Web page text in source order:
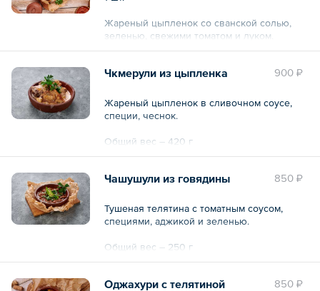
Жареный цыпленок со сванской солью,
зеленью, свежими томатом и луком.
900 ₽
Чкмерули из цыпленка
Жареный цыпленок в сливочном соусе,
специи, чеснок.
Общий вес – 420 г
850 ₽
Чашушули из говядины
Тушеная телятина с томатным соусом,
специями, аджикой и зеленью.
Общий вес – 250 г
850 ₽
Оджахури с телятиной